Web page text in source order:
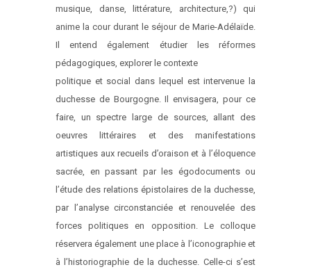
musique, danse, littérature, architecture,?) qui
anime la cour durant le séjour de Marie-Adélaïde.
Il entend également étudier les réformes
pédagogiques, explorer le contexte
politique et social dans lequel est intervenue la
duchesse de Bourgogne. Il envisagera, pour ce
faire, un spectre large de sources, allant des
oeuvres littéraires et des manifestations
artistiques aux recueils d’oraison et à l’éloquence
sacrée, en passant par les égodocuments ou
l’étude des relations épistolaires de la duchesse,
par l’analyse circonstanciée et renouvelée des
forces politiques en opposition. Le colloque
réservera également une place à l’iconographie et
à l’historiographie de la duchesse. Celle-ci s’est